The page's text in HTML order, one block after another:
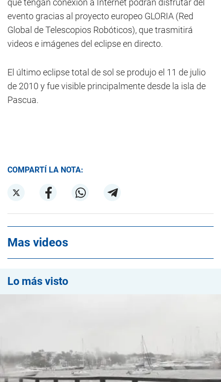
que tengan conexión a Internet podrán disfrutar del
evento gracias al proyecto europeo GLORIA (Red
Global de Telescopios Robóticos), que trasmitirá
videos e imágenes del eclipse en directo.
El último eclipse total de sol se produjo el 11 de julio
de 2010 y fue visible principalmente desde la isla de
Pascua.
COMPARTÍ LA NOTA:
Mas videos
Lo más visto